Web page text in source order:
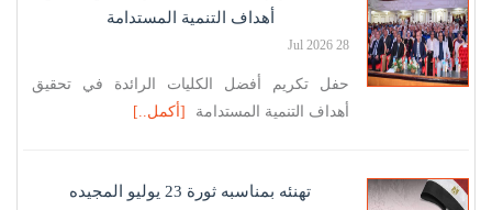
أهداف التنمية المستدامة
28 Jul 2026
حفل تكريم أفضل الكليات الرائدة في تحقيق
أهداف التنمية المستدامة
[أكمل..]
تهنئه بمناسبه ثورة 23 يوليو المجيده